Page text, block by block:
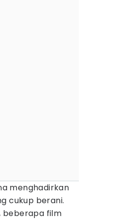
menghadirkan
cukup berani.
beberapa film